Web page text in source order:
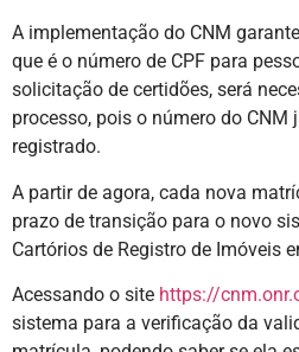
A implementação do CNM
que é o número de CPF para
solicitação de certidões, será
processo, pois o número do
registrado.
A partir de agora, cada nova
prazo de transição para o novo
Cartórios de Registro de Imóveis
Acessando o site https://
sistema para a verificação da